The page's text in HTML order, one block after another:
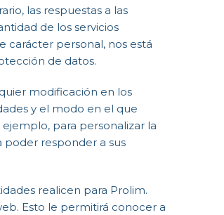
las respuestas a las
de los servicios
carácter personal, nos está
de datos.
modificación en los
y el modo en el que
para personalizar la
responder a sus
realicen para Prolim.
Esto le permitirá conocer a